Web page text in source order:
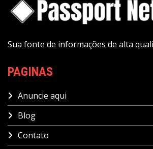
Sua fonte de informações de alta
PAGINAS
Anuncie aqui
Blog
Contato